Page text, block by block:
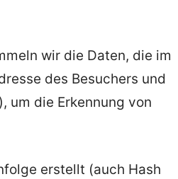
wir die Daten, die im
des Besuchers und
um die Erkennung von
erstellt (auch Hash